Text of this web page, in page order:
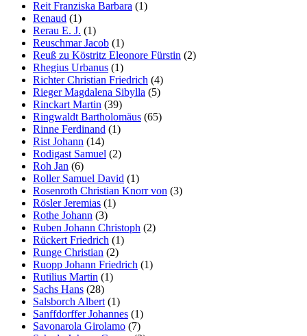
Reit Franziska Barbara (1)
Renaud (1)
Rerau E. J. (1)
Reuschmar Jacob (1)
Reuß zu Köstritz Eleonore Fürstin (2)
Rhegius Urbanus (1)
Richter Christian Friedrich (4)
Rieger Magdalena Sibylla (5)
Rinckart Martin (39)
Ringwaldt Bartholomäus (65)
Rinne Ferdinand (1)
Rist Johann (14)
Rodigast Samuel (2)
Roh Jan (6)
Roller Samuel David (1)
Rosenroth Christian Knorr von (3)
Rösler Jeremias (1)
Rothe Johann (3)
Ruben Johann Christoph (2)
Rückert Friedrich (1)
Runge Christian (2)
Ruopp Johann Friedrich (1)
Rutilius Martin (1)
Sachs Hans (28)
Salsborch Albert(1)
Sanffdorffer Johannes (1)
Savonarola Girolamo (7)